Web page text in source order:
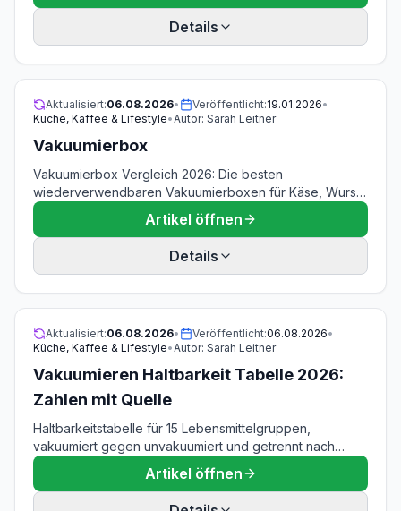
Details
Aktualisiert:06.08.2026• Veröffentlicht:19.01.2026•
Küche, Kaffee & Lifestyle•Autor: Sarah Leitner
Vakuumierbox
Vakuumierbox Vergleich 2026: Die besten
wiederverwendbaren Vakuumierboxen für Käse, Wurst,
Meal Prep und Reste. Kompatibilität, Reinigung &
Kaufberatung.
Artikel öffnen
Details
Aktualisiert:06.08.2026• Veröffentlicht:06.08.2026•
Küche, Kaffee & Lifestyle•Autor: Sarah Leitner
Vakuumieren Haltbarkeit Tabelle 2026:
Zahlen mit Quelle
Haltbarkeitstabelle für 15 Lebensmittelgruppen,
vakuumiert gegen unvakuumiert und getrennt nach
Kühlschrank, Gefrierfach und Raumtemperatur. Jede
Zahl ist einer Quelle zugeordnet: Bundesinstitut für
Risikobewertung, Bundeszentrum für Ernährung und
Artikel öffnen